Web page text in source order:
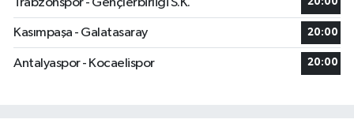
Kasımpaşa - Galatasaray 20:00
Antalyaspor - Kocaelispor 20:00